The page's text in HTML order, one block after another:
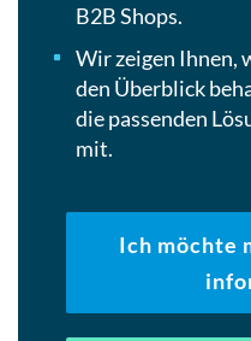
B2B Shops.
Wir zeigen Ihnen,
den Überblick
die passenden
mit.
Ich möchte